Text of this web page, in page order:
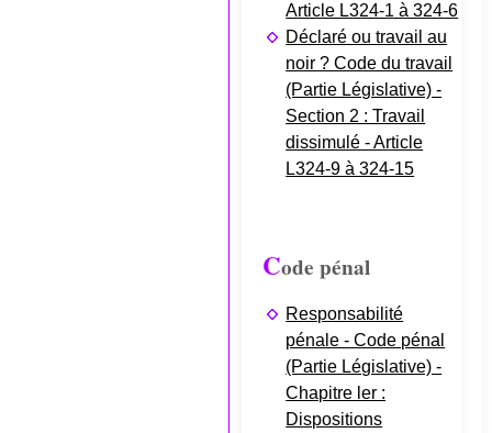
Article L324-1 à 324-6
Déclaré ou travail au
noir ? Code du travail
(Partie Législative) -
Section 2 : Travail
dissimulé - Article
L324-9 à 324-15
Code pénal
Responsabilité
pénale - Code pénal
(Partie Législative) -
Chapitre ler :
Dispositions